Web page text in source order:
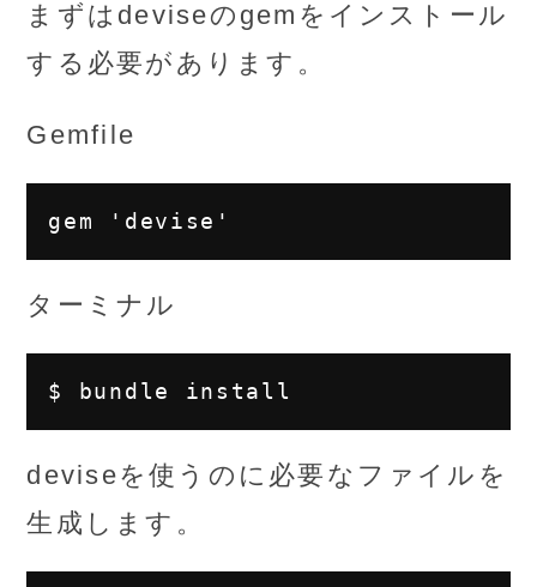
まずはdeviseのgemをインストール
する必要があります。
Gemfile
ターミナル
deviseを使うのに必要なファイルを
生成します。